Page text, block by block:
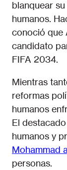
blanquear
humanos.
conoció que
candidato
FIFA 2034.
Mientras
reformas
humanos
El
humanos y
Mohammad
personas.